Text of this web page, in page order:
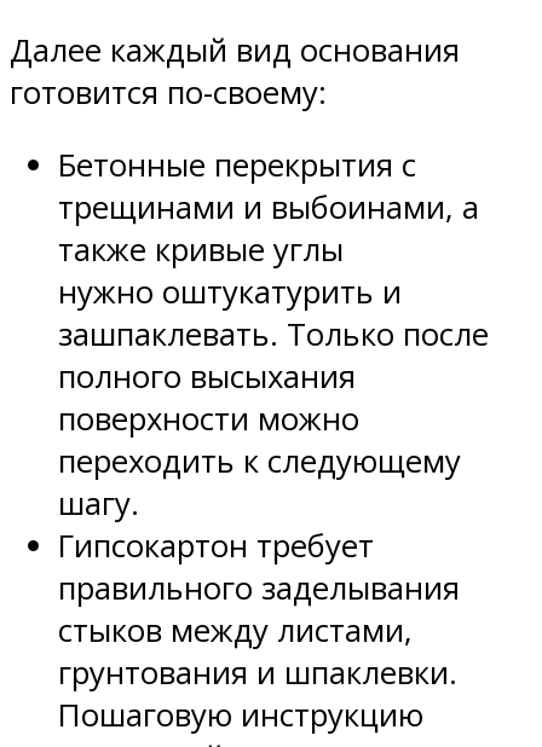
Далее каждый вид основания
готовится по-своему:
Бетонные перекрытия с
трещинами и выбоинами, а
также кривые углы
нужно оштукатурить и
зашпаклевать. Только после
полного высыхания
поверхности можно
переходить к следующему
шагу.
Гипсокартон требует
правильного заделывания
стыков между листами,
грунтования и шпаклевки.
Пошаговую инструкцию